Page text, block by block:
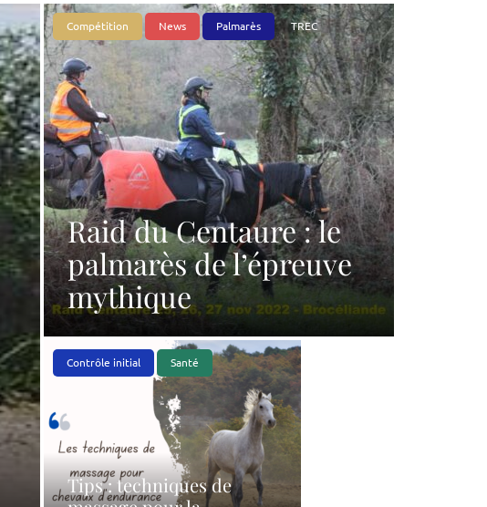
Compétition News Palmarès TREC
Raid du Centaure : le
palmarès de l’épreuve
mythique
Contrôle initial Santé
Tips : techniques de